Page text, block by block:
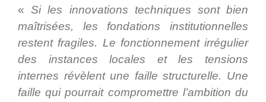
«Si les innovations techniques sont bien
maîtrisées, les fondations institutionnelles
restent fragiles. Le fonctionnement irrégulier
des instances locales et les tensions
internes révèlent une faille structurelle. Une
faille qui pourrait compromettre l’ambition du